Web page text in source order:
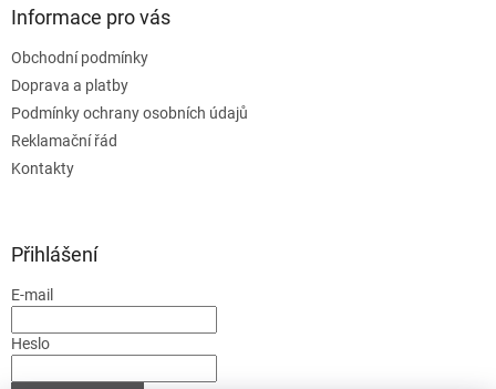
Informace pro vás
Obchodní podmínky
Doprava a platby
Podmínky ochrany osobních údajů
Reklamační řád
Kontakty
Přihlášení
E-mail
Heslo